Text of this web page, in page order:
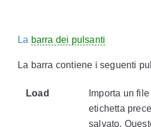
La barra dei pulsanti
La barra contiene i seguenti
Load
Importa un
etichetta
salvato.